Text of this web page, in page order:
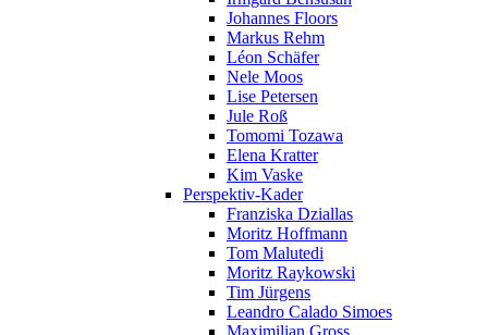
Johannes Floors
Markus Rehm
Léon Schäfer
Nele Moos
Lise Petersen
Jule Roß
Tomomi Tozawa
Elena Kratter
Kim Vaske
Perspektiv-Kader
Franziska Dziallas
Moritz Hoffmann
Tom Malutedi
Moritz Raykowski
Tim Jürgens
Leandro Calado Simoes
Maximilian Gross